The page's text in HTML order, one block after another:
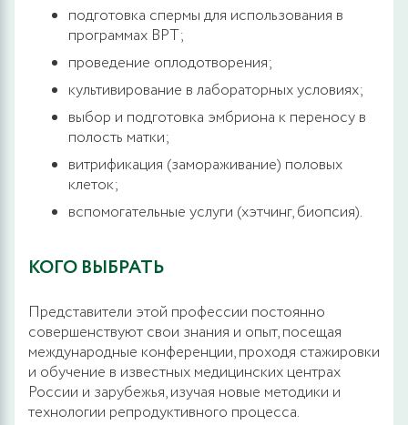
подготовка спермы для использования в
программах ВРТ;
проведение оплодотворения;
культивирование в лабораторных условиях;
выбор и подготовка эмбриона к переносу в
полость матки;
витрификация (замораживание) половых
клеток;
вспомогательные услуги (хэтчинг, биопсия).
КОГО ВЫБРАТЬ
Представители этой профессии постоянно
совершенствуют свои знания и опыт, посещая
международные конференции, проходя стажировки
и обучение в известных медицинских центрах
России и зарубежья, изучая новые методики и
технологии репродуктивного процесса.